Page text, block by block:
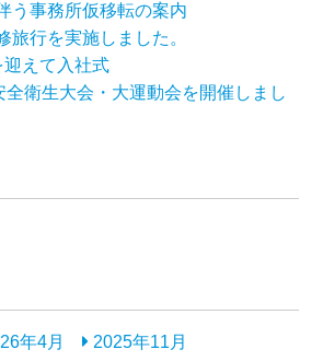
う事務所仮移転の案内
旅行を実施しました。
えて入社式
全衛生大会・大運動会を開催しまし
年4月
2025年11月